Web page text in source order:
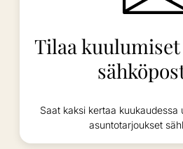
Tilaa
Saat kaksi kertaa kuukaudessa
asuntotarjoukset